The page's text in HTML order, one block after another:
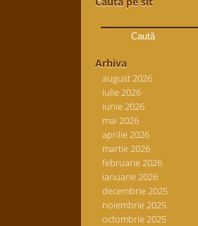
după:
Arhiva
august 2026
iulie 2026
iunie 2026
mai 2026
aprilie 2026
martie 2026
februarie 2026
ianuarie 2026
decembrie 2025
noiembrie 2025
octombrie 2025